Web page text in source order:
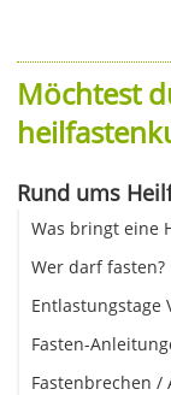
Möchtest
Rund ums
Was bringt eine
Wer darf fasten?
Entlastungstage
Fasten-
Fastenbrechen /